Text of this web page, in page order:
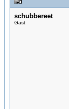
schubbereet
Gast